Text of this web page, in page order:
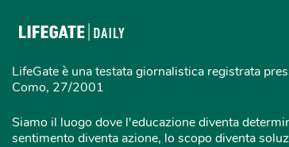
LifeGate è una testata giornalistica registrata
Como, 27/2001
Siamo il luogo dove l'educazione diventa
sentimento diventa azione, lo scopo diventa